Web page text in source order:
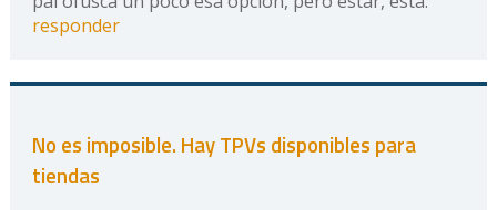
responder
No es imposible. Hay TPVs disponibles para
tiendas